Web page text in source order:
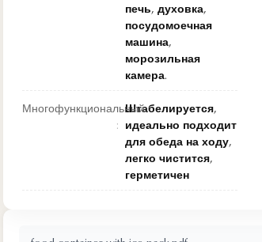
печь, духовка,
посудомоечная
машина,
морозильная
камера.
Многофункциональный:Штабелируется,
идеально подходит
для обеда на ходу,
легко чистится,
герметичен